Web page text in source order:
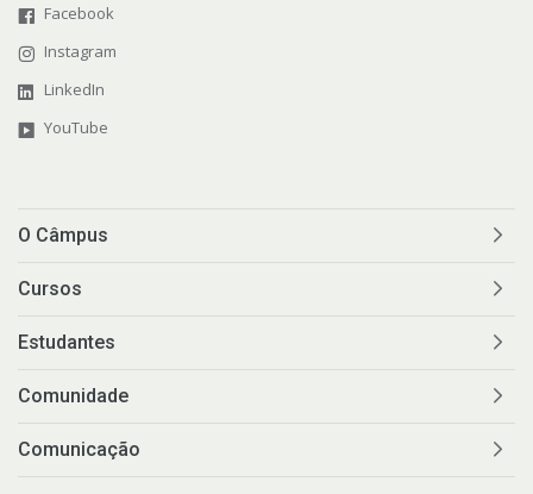
Facebook
Instagram
LinkedIn
YouTube
O Câmpus
Cursos
Estudantes
Comunidade
Comunicação